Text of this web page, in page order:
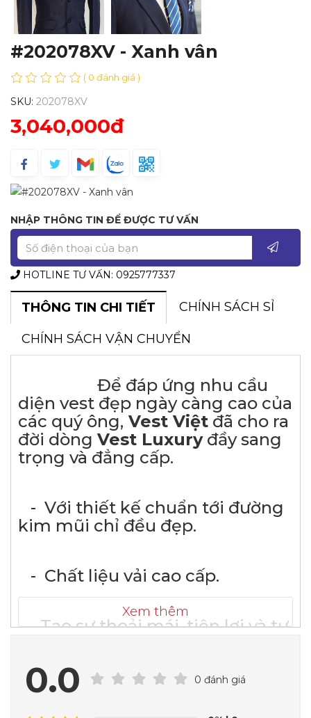
#202078XV - Xanh vân
( 0 đánh giá )
SKU: 202078XV
3,040,000đ
NHẬP THÔNG TIN ĐỂ ĐƯỢC TƯ VẤN
HOTLINE TƯ VẤN: 0925777337
THÔNG TIN CHI TIẾT CHÍNH SÁCH SỈ
CHÍNH SÁCH VẬN CHUYỂN
Để đáp ứng nhu cầu
diện vest đẹp ngày càng cao của
các quý ông, Vest Việt đã cho ra
đời dòng Vest Luxuryđầy sang
trọng và đẳng cấp.
- Với thiết kế chuẩn tới đường
kim mũi chỉ đều đẹp.
- Chất liệu vải cao cấp.
- Tạo sự thoải mái, tiện lợi và tự
chọn.
Những bộ vest tạo sự
lịch lãm, quý ông cực sang trọng
Xem thêm
0.0 0 đánh giá